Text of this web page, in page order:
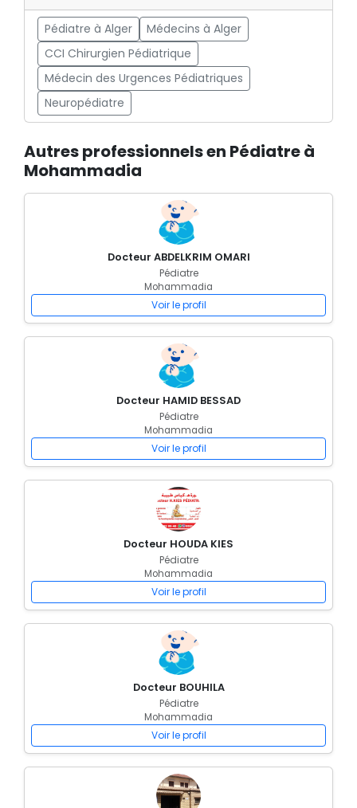
Pédiatre à Alger
Médecins à Alger
CCI Chirurgien Pédiatrique
Médecin des Urgences Pédiatriques
Neuropédiatre
Autres professionnels en Pédiatre à
Mohammadia
Docteur ABDELKRIM OMARI
Pédiatre
Mohammadia
Voir le profil
Docteur HAMID BESSAD
Pédiatre
Mohammadia
Voir le profil
Docteur HOUDA KIES
Pédiatre
Mohammadia
Voir le profil
Docteur BOUHILA
Pédiatre
Mohammadia
Voir le profil